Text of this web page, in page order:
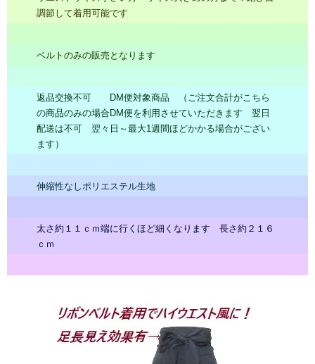
調節して着用可能です
ベルトのみの販売となります
返品交換不可 DM便対象商品 （ご注文合計がこちら
の商品のみの場合DM便を利用させていただきます 翌日
配送は不可 翌々日～最大1週間ほどかかる場合がござい
ます）
伸縮性なしポリエステル生地
太さ約１１ｃｍ端に行くほど細くなります 長さ約２１６
ｃｍ